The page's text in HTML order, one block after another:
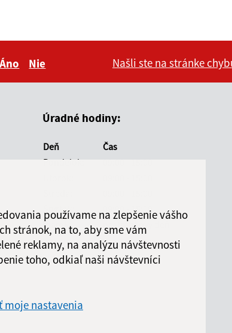
používame na zlepšenie vášho
stránok, na to, aby sme vám
reklamy, na analýzu návštevnosti
toho, odkiaľ naši návštevníci
moje nastavenia
Áno
Nie
Našli ste na stránke
Úradné hodiny:
Deň
Čas
Pondelok:
Štvrtok:
09:00 - 15:00
Piatok:
nestránkový deň